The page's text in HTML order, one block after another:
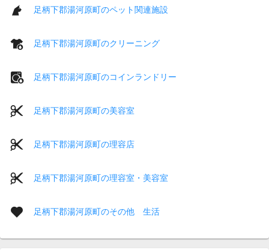
足柄下郡湯河原町のペット関連施設
足柄下郡湯河原町のクリーニング
足柄下郡湯河原町のコインランドリー
足柄下郡湯河原町の美容室
足柄下郡湯河原町の理容店
足柄下郡湯河原町の理容室・美容室
足柄下郡湯河原町のその他 生活